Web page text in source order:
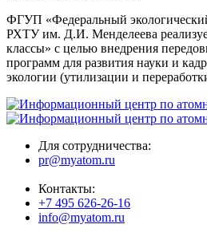
ФГУП «Федеральный
РХТУ им. Д.И. Менделеева
классы» с целью внедрения
программ для развития науки и
экологии (утилизации и
Для сотрудничества:
pr@myatom.ru
Контакты:
+7 495 626-26-16
info@myatom.ru